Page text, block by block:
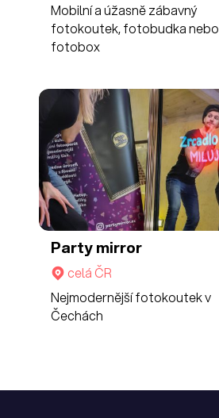
Mobilní a úžasně zábavný
fotokoutek, fotobudka nebo
fotobox
Party mirror
celá ČR
Nejmodernější fotokoutek v
Čechách